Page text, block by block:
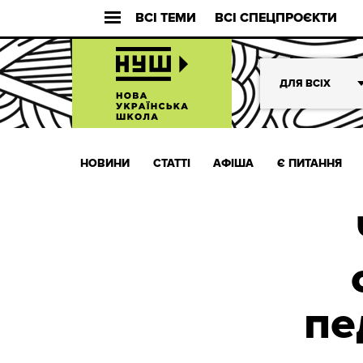
ВСІ ТЕМИ ВСІ СПЕЦПРОЄКТИ
ДЛЯ ВСІХ
НОВИНИ СТАТТІ АФІША Є ПИТАННЯ